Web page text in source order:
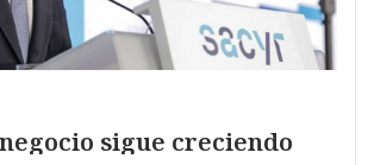
negocio sigue creciendo